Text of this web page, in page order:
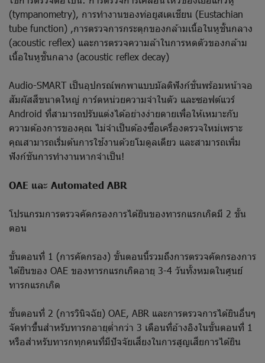
(tympanometry), การทำงานของท่อยูสเตเชียน (Eustachian
tube function) ,การตรวจการกระตุกของกล้ามเนื้อในหูชั้นกลาง
(acoustic reflex) และการตรวจความล้าในการหดตัวของกล้าม
เนื้อในหูชั้นกลาง (acoustic reflex decay)
Audio-SMART เป็นอุปกรณ์พกพาแบบมัลติฟังก์ชั่นพร้อมหน้าจอ
สัมผัสสีขนาดใหญ่ การ์ดหน่วยความจำในตัว และซอฟต์แวร์
Android ที่สามารถปรับแต่งได้อย่างง่ายดายเพื่อให้เหมาะกับ
ความต้องการของคุณ ไม่จำเป็นต้องซื้อเครื่องตรวจใหม่เพราะ
คุณสามารถเริ่มต้นการใช้งานด้วยโมดูลเดียว และสามารถเพิ่ม
ฟังก์ชันการทำงานหากจำเป็น!
OAE และ Automated ABR
โปรแกรมการตรวจคัดกรองการได้ยินของทารกแรกเกิดมี 2 ขั้น
ตอน
ขั้นตอนที่ 1 (การคัดกรอง) ขั้นตอนนี้รวมถึงการตรวจคัดกรองการ
ได้ยินของ OAE ของทารกแรกเกิดอายุ 3-4 วันทั้งหมดในศูนย์
ทารกแรกเกิด
ขั้นตอนที่ 2 (การวินิจฉัย) OAE, ABR และการตรวจการได้ยินอื่นๆ
จัดทำขึ้นสำหรับทารกอายุต่ำกว่า 3 เดือนที่อ้างอิงในขั้นตอนที่ 1
หรือสำหรับทารกทุกคนที่มีปัจจัยเสี่ยงในการสูญเสียการได้ยิน